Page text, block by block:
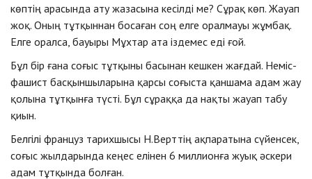
көптің арасында ату жазасына кесілді ме? Сұрақ көп. Жауап
жоқ. Оның тұтқыннан босаған соң елге оралмауы жұмбақ.
Елге оралса, бауыры Мұхтар ата іздемес еді ғой.
Бұл бір ғана соғыс тұтқыны басынан кешкен жағдай. Неміс-
фашист басқыншыларына қарсы соғыста қаншама адам жау
қолына тұтқынға түсті. Бұл сұраққа да нақты жауап табу
қиын.
Белгілі француз тарихшысы Н.Верттің ақпаратына сүйенсек,
соғыс жылдарында кеңес елінен 6 миллионға жуық әскери
адам тұтқында болған.